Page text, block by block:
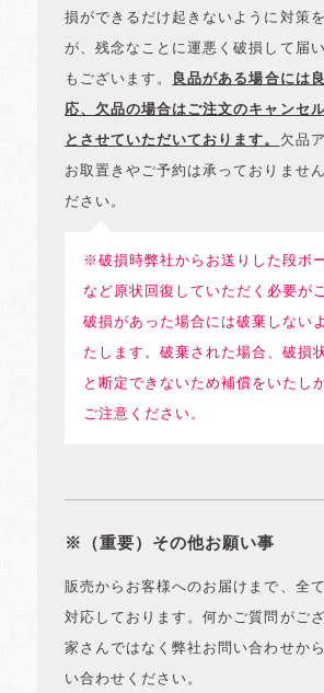
損ができるだけ起きないように対策
が、残念なことに運悪く破損して届
もございます。 良品がある場合には
応、欠品の場合はご注文のキャンセ
とさせていただいております。 欠品
お取置きやご予約は承っておりませ
ださい。
※破損時弊社からお送りした段ボ
など原状回復していただく必要が
破損があった場合には破棄しない
たします。破棄された場合、破損
と断定できないため補償をいたし
ご注意ください。
※（重要）その他お願い事
販売からお客様へのお届けまで、全
対応しております。何かご質問がご
家さんではなく弊社お問い合わせか
い合わせください。